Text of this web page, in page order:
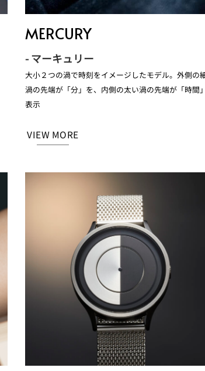
MERCURY
- マーキュリー
大小２つの渦で時刻をイメージしたモデル。外側の
渦の先端が「分」を、内側の太い渦の先端が「時間
表示
VIEW MORE